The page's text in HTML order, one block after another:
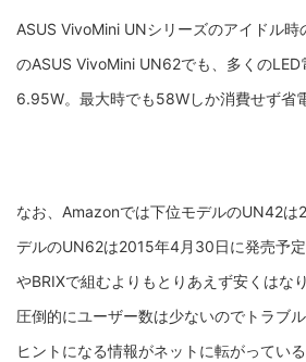
ASUS VivoMini UNシリーズのアイドル
のASUS VivoMini UN62でも、多くの
6.95W。最大時でも58Wしか消費せず省電
なお、Amazonでは下位モデルのUN42は
デルのUN62は2015年4月30日に発売予
やBRIXで組むよりもとりあえず安くはな
圧倒的にユーザー数は少ないのでトラブ
ヒントになる情報がネットに転がっている